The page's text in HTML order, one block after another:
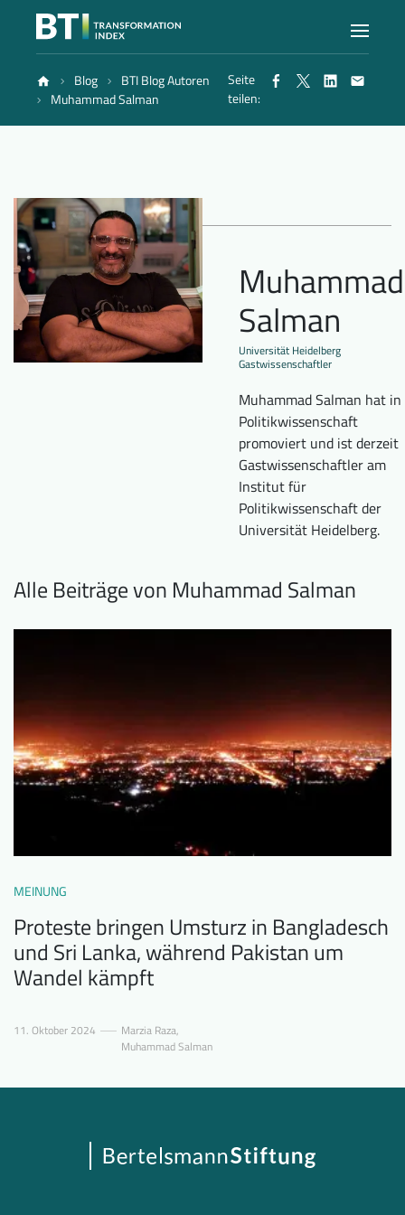
Index
Berichte
Methode
Blog
Wer wir sind
Newsletter
Blog
BTI Blog Autoren
Muhammad Salman
Seite
teilen:
Muhammad
Salman
Universität Heidelberg
Gastwissenschaftler
Muhammad Salman hat in
Politikwissenschaft
promoviert und ist derzeit
Gastwissenschaftler am
Institut für
Politikwissenschaft der
Universität Heidelberg.
Alle Beiträge von Muhammad Salman
MEINUNG
Proteste bringen Umsturz in Bangladesch
und Sri Lanka, während Pakistan um
Wandel kämpft
11. Oktober 2024 Marzia Raza,
Muhammad Salman